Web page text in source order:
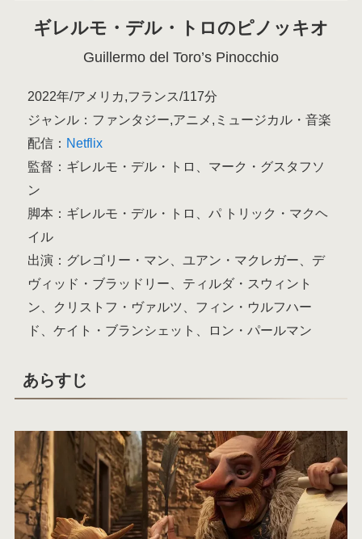
ギレルモ・デル・トロのピノッキオ
Guillermo del Toro’s Pinocchio
2022年/アメリカ,フランス/117分
ジャンル：ファンタジー,アニメ,ミュージカル・音楽
配信： Netflix
監督：ギレルモ・デル・トロ、マーク・グスタフソ
ン
脚本：ギレルモ・デル・トロ、パ トリック・マクヘ
イル
出演：グレゴリー・マン、ユアン・マクレガー、デ
ヴィッド・ブラッドリー、ティルダ・スウィント
ン、クリストフ・ヴァルツ、フィン・ウルフハー
ド、ケイト・ブランシェット、ロン・パールマン
あらすじ